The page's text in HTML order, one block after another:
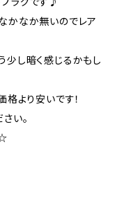
かなか無いのでレア
少し暗く感じるかもし
格より安いです！
い。